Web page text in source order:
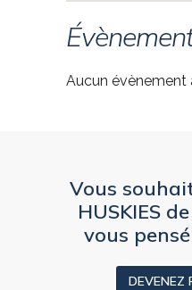
Aucun
Vous
HUSKIES
vous
DEVENEZ